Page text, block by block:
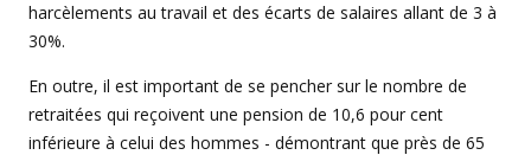
harcèlements au travail et des écarts de salaires allant de 3 à
30%.
En outre, il est important de se pencher sur le nombre de
retraitées qui reçoivent une pension de 10,6 pour cent
inférieure à celui des hommes - démontrant que près de 65